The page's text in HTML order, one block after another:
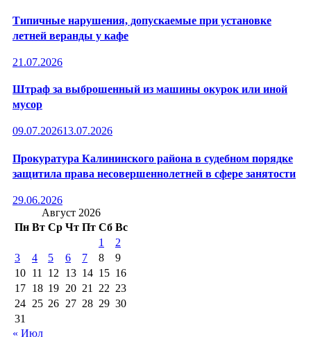
Типичные нарушения, допускаемые при установке
летней веранды у кафе
21.07.2026
Штраф за выброшенный из машины окурок или иной
мусор
09.07.202613.07.2026
Прокуратура Калининского района в судебном порядке
защитила права несовершеннолетней в сфере занятости
29.06.2026
Август 2026
Пн Вт Ср Чт Пт Сб Вс
1
2
3
4 5 6 7 8
9
10 11 12 13 14 15 16
17 18 19 20 21 22 23
24 25 26 27 28 29 30
31
« Июл